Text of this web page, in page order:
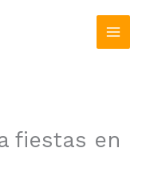
fiestas en